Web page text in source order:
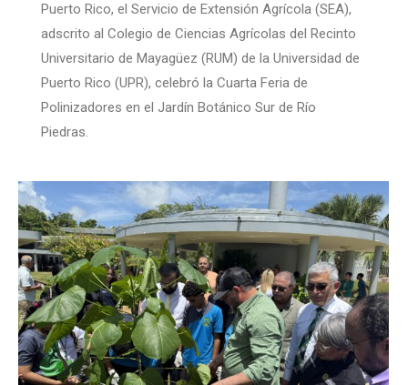
Puerto Rico, el Servicio de Extensión Agrícola (SEA),
adscrito al Colegio de Ciencias Agrícolas del Recinto
Universitario de Mayagüez (RUM) de la Universidad de
Puerto Rico (UPR), celebró la Cuarta Feria de
Polinizadores en el Jardín Botánico Sur de Río
Piedras.